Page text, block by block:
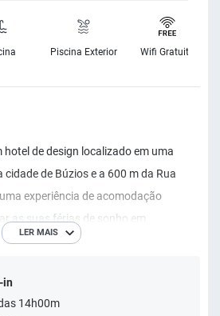
Piscina Exterior Wifi Gratuito
hotel de design localizado em uma
de Búzios e a 600 m da Rua
experiência de acomodação
as suas férias de sonho em
especialmente preparado para que
proposta no destino. Tem quartos
equipados para que a sua
LER MAIS
in
14h00m